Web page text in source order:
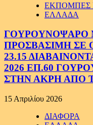
ΕΚΠΟΜΠΕΣ
ΕΛΛΑΔΑ
ΓΟΥΡΟΥΝΟΨΑΡΟ
ΠΡΟΣΒΑΣΙΜΗ ΣΕ
23.15
2026 ΕΠ.60
ΣΤΗΝ ΑΚΡΗ ΑΠΟ
15 Απριλίου 2026
ΔΙΑΦΟΡΑ